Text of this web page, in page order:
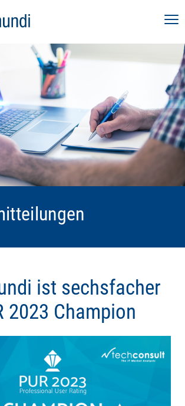
ist sechsfacher
2023 Champion